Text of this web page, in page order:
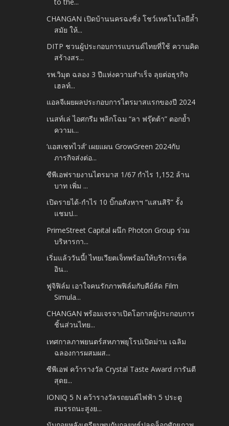
CHANGAN เปิดบ้านนครฉงชิ่ง โชว์เทคโนโลยีล้ำ
สมัย ให้...
DITP ชวนผู้ประกอบการแบรนด์ไทยที่ใช้ ความคิด
สร้างสร...
รพ.วิมุต ฉลอง 3 ปีแห่งความสำเร็จ ลุยต่อธุรกิจ
เฮลท์...
แอลจีเผยผลประกอบการไตรมาสแรกของปี 2024
เนสท์เล่ ไอศกรีม พลิกโฉม “ลา ฟรุ๊ตต้า” ตอกย้ำ
ความเ...
‘แอสเซทไวส์’ เผยแผน GrowGreen 2024กับ
ภารกิจส่งต่อ...
ซีพีเอฟรายงานไตรมาส 1/67 กำไร 1,152 ล้าน
บาท เพิ่ม ...
เปิดรายได้-กำไร 10 บิ๊กอสังหาฯ “แสนสิริ” รั้ง
แชมป...
PrimeStreet Capital ผนึก Photon Group ร่วม
บริหารกา...
เริ่มแล้ววันนี้! ไทยเวียตเจ็ทพร้อมให้บริการเช็ค
อิน...
ฟูจิฟิล์ม เอาใจคนรักภาพฟิล์มกับคีย์ลัด Film
Simula...
CHANGAN พร้อมเจรจาเปิดโอกาสผู้ประกอบการ
ชิ้นส่วนไทย...
เทศกาลภาพยนตร์สหภาพยุโรปเปิดม่าน เฉลิม
ฉลองการผสมผส...
ซีพีเอฟ คว้ารางวัล Crystal Taste Award การันตี
สุดย...
IONIQ 5 N คว้ารางวัลรถยนต์ไฟฟ้า 5 ประตู
สมรรถนะสูงย...